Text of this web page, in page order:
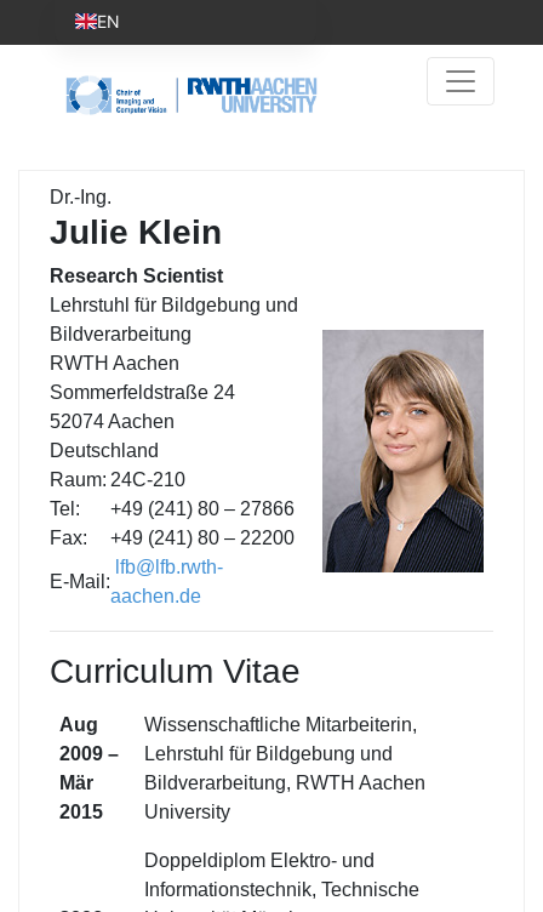
Dr.-Ing.
Julie Klein
Research Scientist
Lehrstuhl für Bildgebung und
Bildverarbeitung
RWTH Aachen
Sommerfeldstraße 24
52074 Aachen
Deutschland
Raum: 24C-210
Tel:
+49 (241) 80 – 27866
Fax:
+49 (241) 80 – 22200
E-Mail:
lfb@lfb.rwth-
aachen.de
Curriculum Vitae
Aug
2009 –
Mär
2015
Wissenschaftliche Mitarbeiterin,
Lehrstuhl für Bildgebung und
Bildverarbeitung, RWTH Aachen
University
Doppeldiplom Elektro- und
Informationstechnik, Technische
EN